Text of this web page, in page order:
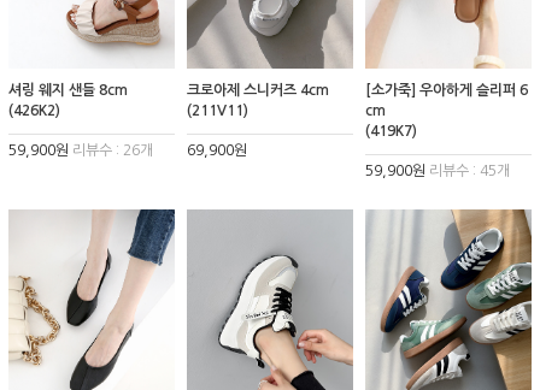
셔링 웨지 샌들 8cm
(426K2)
59,900원 리뷰수 : 26개
크로아제 스니커즈 4cm
(211V11)
69,900원
[소가죽] 우아하게 슬리퍼 6
cm
(419K7)
59,900원 리뷰수 : 45개